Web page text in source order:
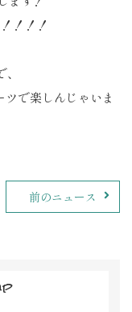
！！！
で楽しんじゃいま
前のニュース